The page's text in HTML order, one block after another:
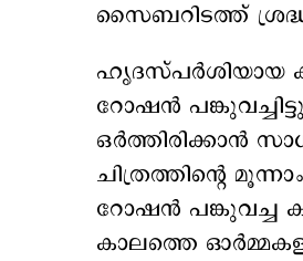
സൈബറിടത്ത്
ഹൃദസ്പര്‍ശിയായ
റോഷന്‍
ഒര്‍ത്തിരിക്കാന്‍
ചിത്രത്തിന്‍റെ
റോഷന്‍ പങ്കുവച്ച
കാലത്തെ